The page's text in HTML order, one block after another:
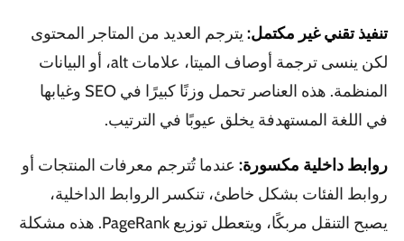
تنفيذ تقني غير مكتمل: يترجم العديد من المتاجر المحتوى
لكن ينسى ترجمة أوصاف الميتا، علامات alt، أو البيانات
المنظمة. هذه العناصر تحمل وزنًا كبيرًا في SEO وغيابها
في اللغة المستهدفة يخلق عيوبًا في الترتيب.
روابط داخلية مكسورة: عندما تُترجم معرفات المنتجات أو
روابط الفئات بشكل خاطئ، تنكسر الروابط الداخلية،
يصبح التنقل مربكًا، ويتعطل توزيع PageRank. هذه مشكلة